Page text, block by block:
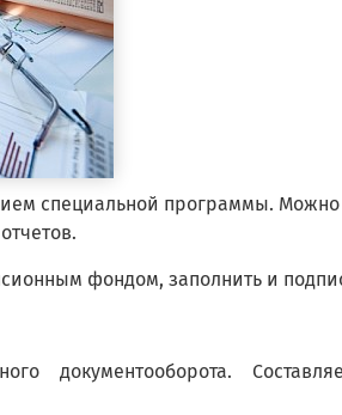
специальной программы. Можно
фондом, заполнить и
документооборота.